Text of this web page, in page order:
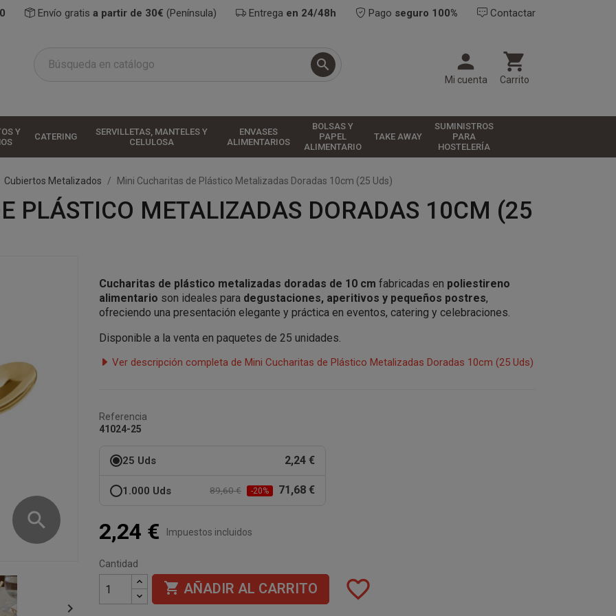
Envío gratis a partir de 30€ (Península) Entrega en 24/48h Pago seguro 100% Contactar
 
Mi cuenta

Carrito
Y
CATERING
SERVILLETAS, MANTELES Y
CELULOSA
ENVASES
ALIMENTARIOS
BOLSAS Y
PAPEL
ALIMENTARIO
TAKE AWAY
SUMINISTROS
PARA
HOSTELERÍA
Cubiertos Metalizados Mini Cucharitas de Plástico Metalizadas Doradas 10cm (25 Uds)
PLÁSTICO METALIZADAS DORADAS 10CM (25
search

Cucharitas de plástico metalizadas doradas de 10 cm fabricadas en poliestireno
alimentario son ideales para degustaciones, aperitivos y pequeños postres,
ofreciendo una presentación elegante y práctica en eventos, catering y celebraciones.
Disponible a la venta en paquetes de 25 unidades.
Ver descripción completa de Mini Cucharitas de Plástico Metalizadas Doradas 10cm (25 Uds)
Referencia
41024-25
25 Uds 2,24 €
1.000 Uds 89,60 € -20% 71,68 €
2,24 € Impuestos incluidos
Cantidad
 AÑADIR AL CARRITO favorite_border